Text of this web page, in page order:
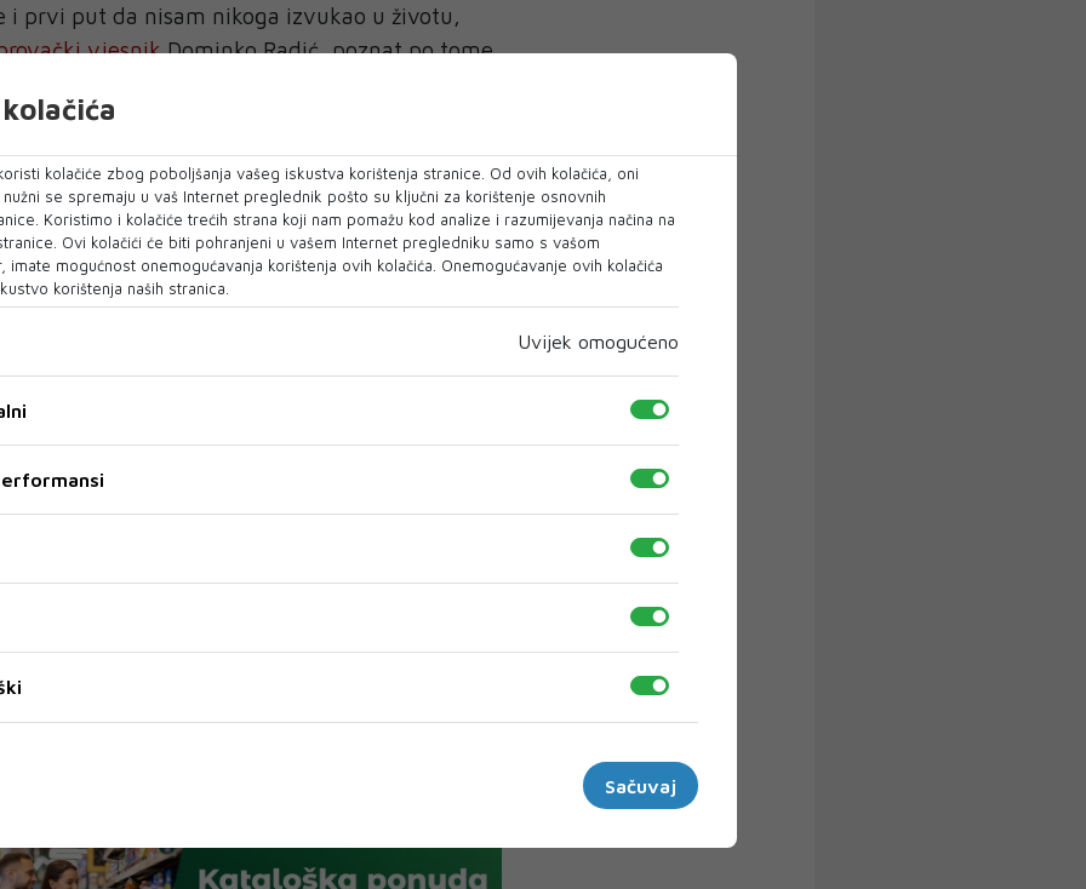
i prvi put da nisam nikoga izvukao u životu,
vjesnikDominko Radić, poznat po tome
dok god postoji i najmanja mogućnost
otprilike dva sata bio na kupalištu Buža sa
snažno povukao talas i odnio u more.
ništa, talasi su viši od sedam metara, drugi su
spašavati. Prebio mi je barku s prove, skoro
pokušavao nešto učiniti, ali, nažalost,
i gaće za koje se potvrdilo da pripadaju tom
je što nisu odnijeli dvojicu dječaka koji su bili
nema - rekao je Radić.
iscrpio sve mogućnosti, da se digne
vjetra to nije bilo moguće, pa su svi, nakon
spašavanja, morali odustati.
odjelo, vežite me, ali nisu dozvolili. Stvarno
po ovakvom nevremenu. Ovo je prvi put u
sebe i nisam uspio - kazao je Radić, prenosi
kolačiće zbog poboljšanja vašeg iskustva korištenja stranice. Od ovih kolačića, oni
se spremaju u vaš Internet preglednik pošto su ključni za korištenje osnovnih
Koristimo i kolačiće trećih strana koji nam pomažu kod analize i razumijevanja načina na
Ovi kolačići će biti pohranjeni u vašem Internet pregledniku samo s vašom
imate mogućnost onemogućavanja korištenja ovih kolačića. Onemogućavanje ovih kolačića
korištenja naših stranica.
Uvijek omogućeno
Sačuvaj